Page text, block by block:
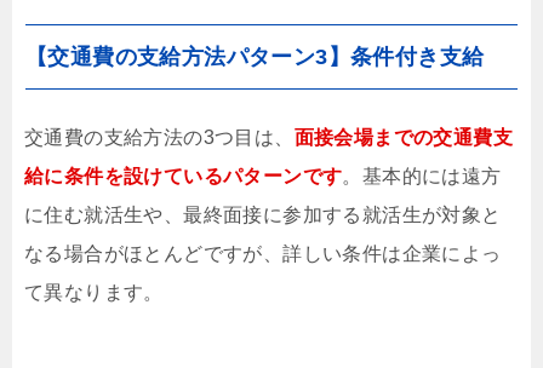
【交通費の支給方法パターン3】条件付き支給
交通費の支給方法の3つ目は、 面接会場までの交通費支
給に条件を設けているパターンです。基本的には遠方
に住む就活生や、最終面接に参加する就活生が対象と
なる場合がほとんどですが、詳しい条件は企業によっ
て異なります。